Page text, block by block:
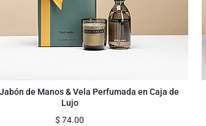
de Manos & Vela Perfumada en Caja de
Lujo
$ 74.00